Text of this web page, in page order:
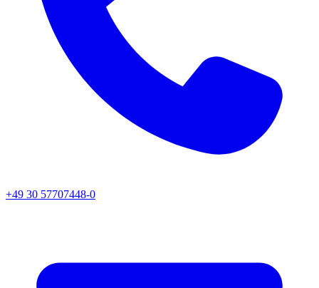
+49 30 57707448-0